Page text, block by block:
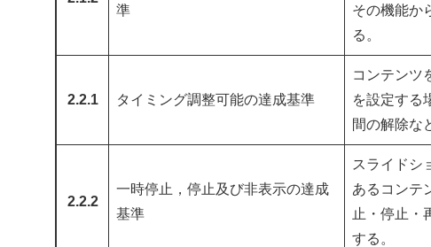
準
その機能か
る。
2.2.1 タイミング調整可能の達成基準
コンテンツ
を設定する
間の解除な
2.2.2
一時停止，停止及び非表示の達成
基準
スライドシ
あるコンテ
止・停止・
する。